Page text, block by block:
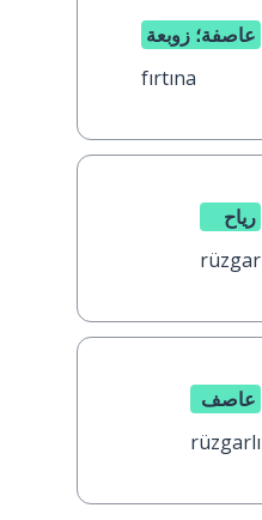
عاصفة؛ زوبعة
fırtına
رياح
rüzgar
عاصف
rüzgarlı